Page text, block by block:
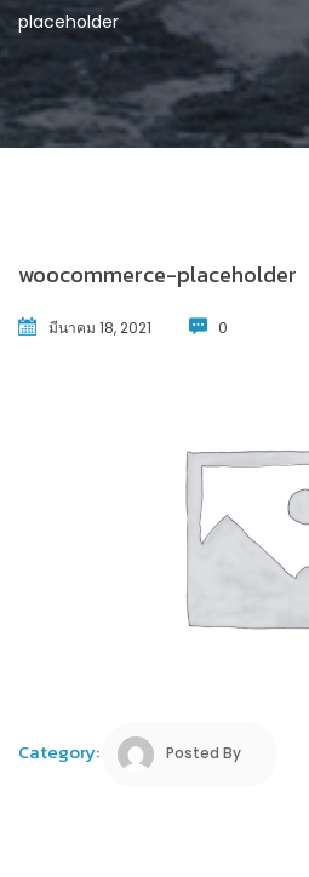
placeholder
woocommerce-placeholder
มีนาคม 18, 2021 0
Category: Posted By